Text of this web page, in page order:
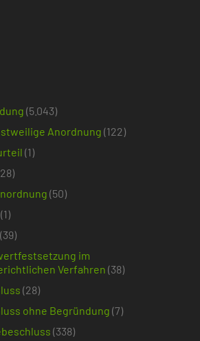
(5.043)
Anordnung (122)
(1)
(50)
(1)
(39)
im
Verfahren (38)
(28)
ohne Begründung (7)
(338)